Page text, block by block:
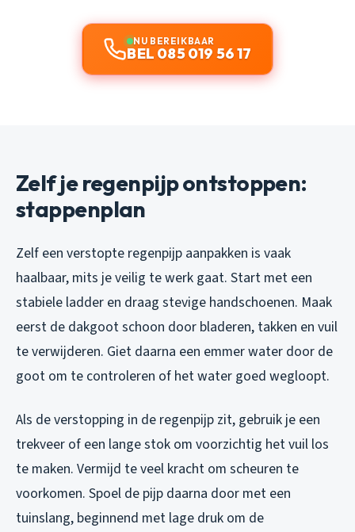
NU BEREIKBAAR
BEL 085 019 56 17
Zelf je regenpijp ontstoppen:
stappenplan
Zelf een verstopte regenpijp aanpakken is vaak
haalbaar, mits je veilig te werk gaat. Start met een
stabiele ladder en draag stevige handschoenen. Maak
eerst de dakgoot schoon door bladeren, takken en vuil
te verwijderen. Giet daarna een emmer water door de
goot om te controleren of het water goed wegloopt.
Als de verstopping in de regenpijp zit, gebruik je een
trekveer of een lange stok om voorzichtig het vuil los
te maken. Vermijd te veel kracht om scheuren te
voorkomen. Spoel de pijp daarna door met een
tuinslang, beginnend met lage druk om de